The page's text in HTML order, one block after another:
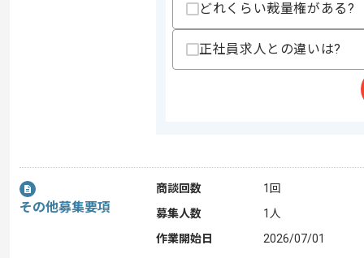
どれくらい裁量権がある?
正社員求人との違いは?
その他募集要項
商談回数
1回
募集人数
1人
作業開始日
2026/07/01